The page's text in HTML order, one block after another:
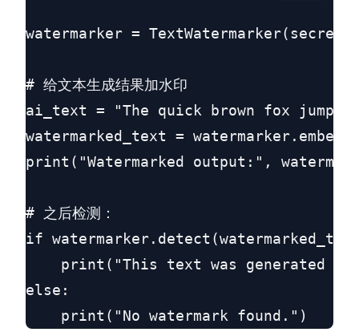
watermarker =
# 给文本生成结果加水印
ai_text = "The quick brown fox jumps
watermarked_text =
print("Watermarked output:",
# 之后检测：
if
print("This text was generated by
else: